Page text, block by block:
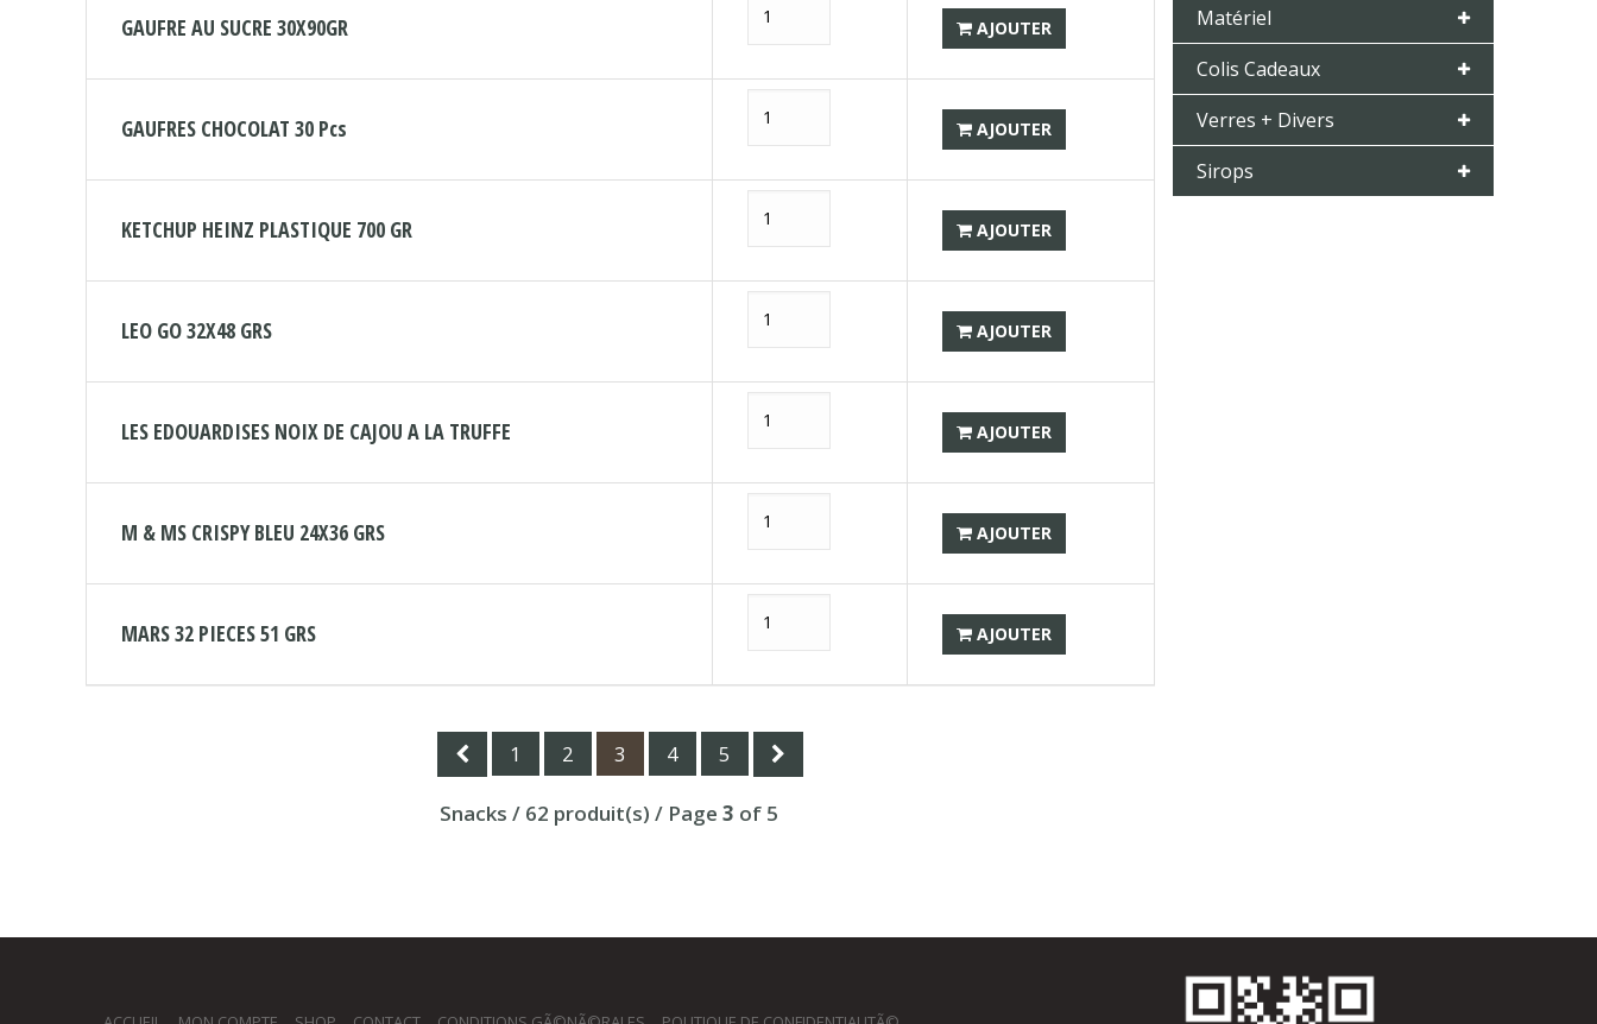
GAUFRE AU SUCRE 30X90GR AJOUTER
GAUFRES CHOCOLAT 30 Pcs AJOUTER
KETCHUP HEINZ PLASTIQUE 700 GR AJOUTER
LEO GO 32X48 GRS AJOUTER
LES EDOUARDISES NOIX DE CAJOU A LA TRUFFE AJOUTER
M & MS CRISPY BLEU 24X36 GRS AJOUTER
MARS 32 PIECES 51 GRS AJOUTER
1 2 3 4 5
Snacks / 62 produit(s) / Page 3 of 5
Matériel
Colis Cadeaux
Verres + Divers
Sirops